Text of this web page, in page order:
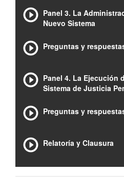
Panel 3. La
Nuevo Sistema
Preguntas y
Panel 4. La Ejecución
Sistema de Justicia
Preguntas y
Relatoría y Clausura